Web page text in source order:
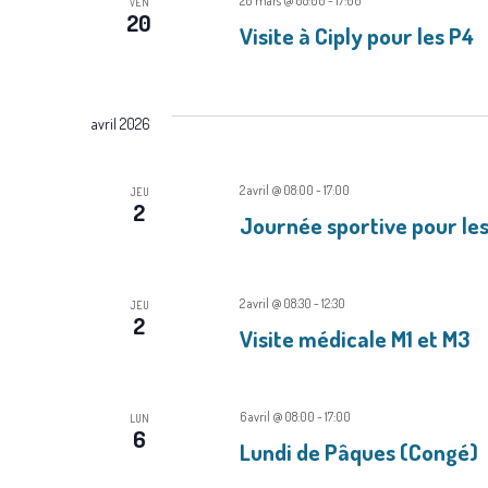
t
20 Visite à Ciply pour les P4
avril 2026
JEU
2 Journée sportive pour
2 avril @ 08:00 - 17:00
JEU
2 Visite médicale M1 et M3
2 avril @ 08:30 - 12:30
LUN
6 Lundi de Pâques (Congé)
6 avril @ 08:00 - 17:00